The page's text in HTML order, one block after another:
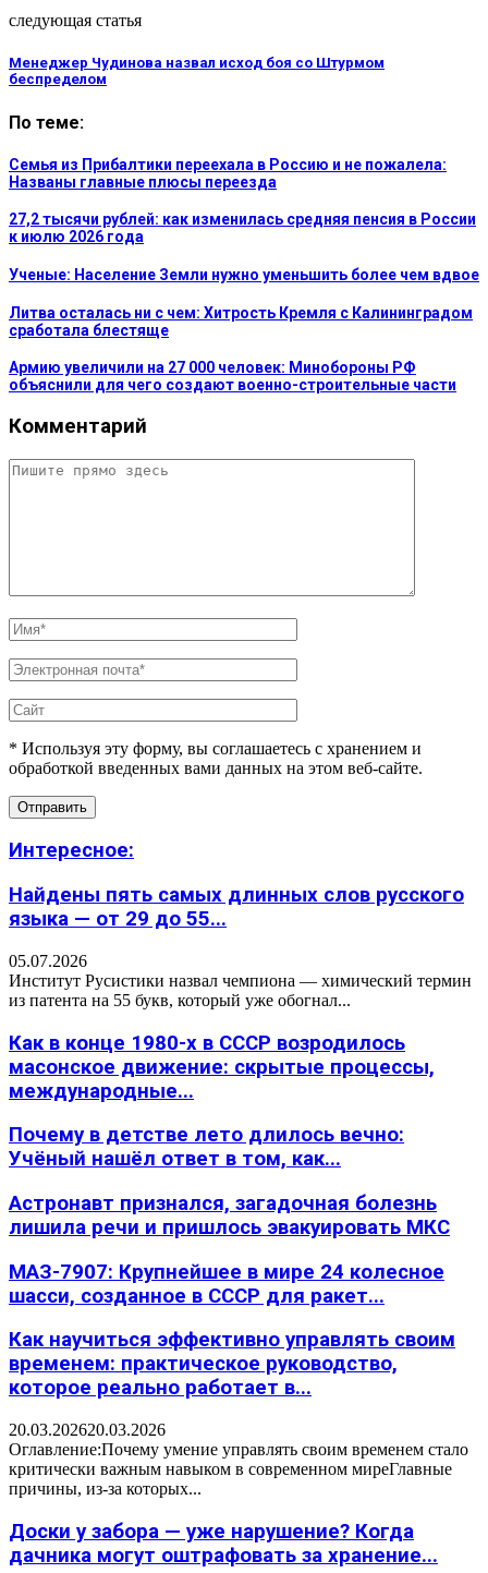
следующая статья
Менеджер Чудинова назвал исход боя со Штурмом
беспределом
По теме:
Семья из Прибалтики переехала в Россию и не пожалела:
Названы главные плюсы переезда
27,2 тысячи рублей: как изменилась средняя пенсия в России
к июлю 2026 года
Ученые: Население Земли нужно уменьшить более чем вдвое
Литва осталась ни с чем: Хитрость Кремля с Калининградом
сработала блестяще
Армию увеличили на 27 000 человек: Минобороны РФ
объяснили для чего создают военно-строительные части
Комментарий
* Используя эту форму, вы соглашаетесь с хранением и
обработкой введенных вами данных на этом веб-сайте.
Интересное:
Найдены пять самых длинных слов русского
языка — от 29 до 55...
05.07.2026
Институт Русистики назвал чемпиона — химический термин
из патента на 55 букв, который уже обогнал...
Как в конце 1980-х в СССР возродилось
масонское движение: скрытые процессы,
международные...
Почему в детстве лето длилось вечно:
Учёный нашёл ответ в том, как...
Астронавт признался, загадочная болезнь
лишила речи и пришлось эвакуировать МКС
МАЗ-7907: Крупнейшее в мире 24 колесное
шасси, созданное в СССР для ракет...
Как научиться эффективно управлять своим
временем: практическое руководство,
которое реально работает в...
20.03.202620.03.2026
Оглавление:Почему умение управлять своим временем стало
критически важным навыком в современном миреГлавные
причины, из-за которых...
Доски у забора — уже нарушение? Когда
дачника могут оштрафовать за хранение...